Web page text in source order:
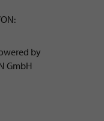
by
GmbH